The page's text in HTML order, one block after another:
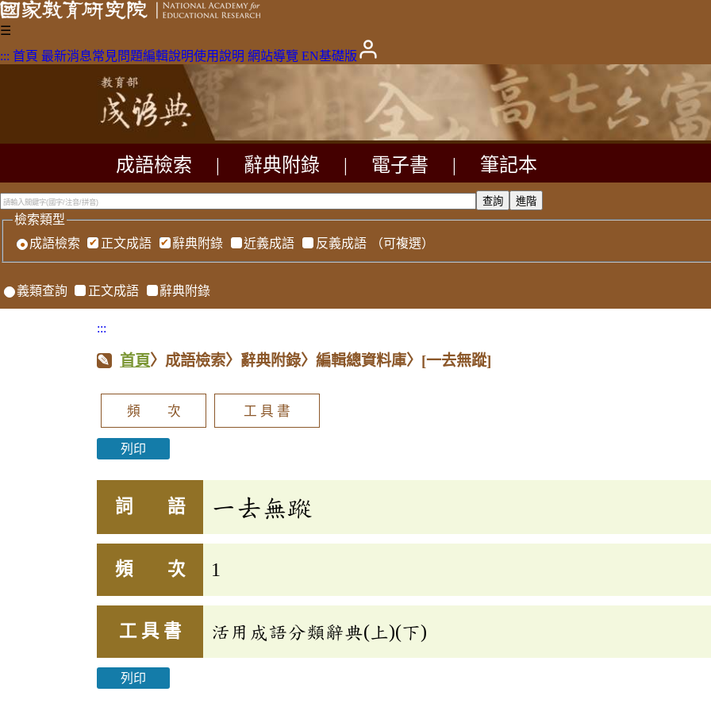
☰
::: 首頁 最新消息常見問題編輯說明使用說明 網站導覽 EN基礎版
成語檢索 辭典附錄 電子書 筆記本
檢索類型
成語檢索
正文成語 辭典附錄 近義成語 反義成語 （可複選）
義類查詢 正文成語 辭典附錄
:::
首頁〉成語檢索〉辭典附錄〉編輯總資料庫〉 [一去無蹤]
頻 次 工 具 書
列印
詞 語 一去無蹤
頻 次 1
工 具 書 活用成語分類辭典(上)(下)
列印